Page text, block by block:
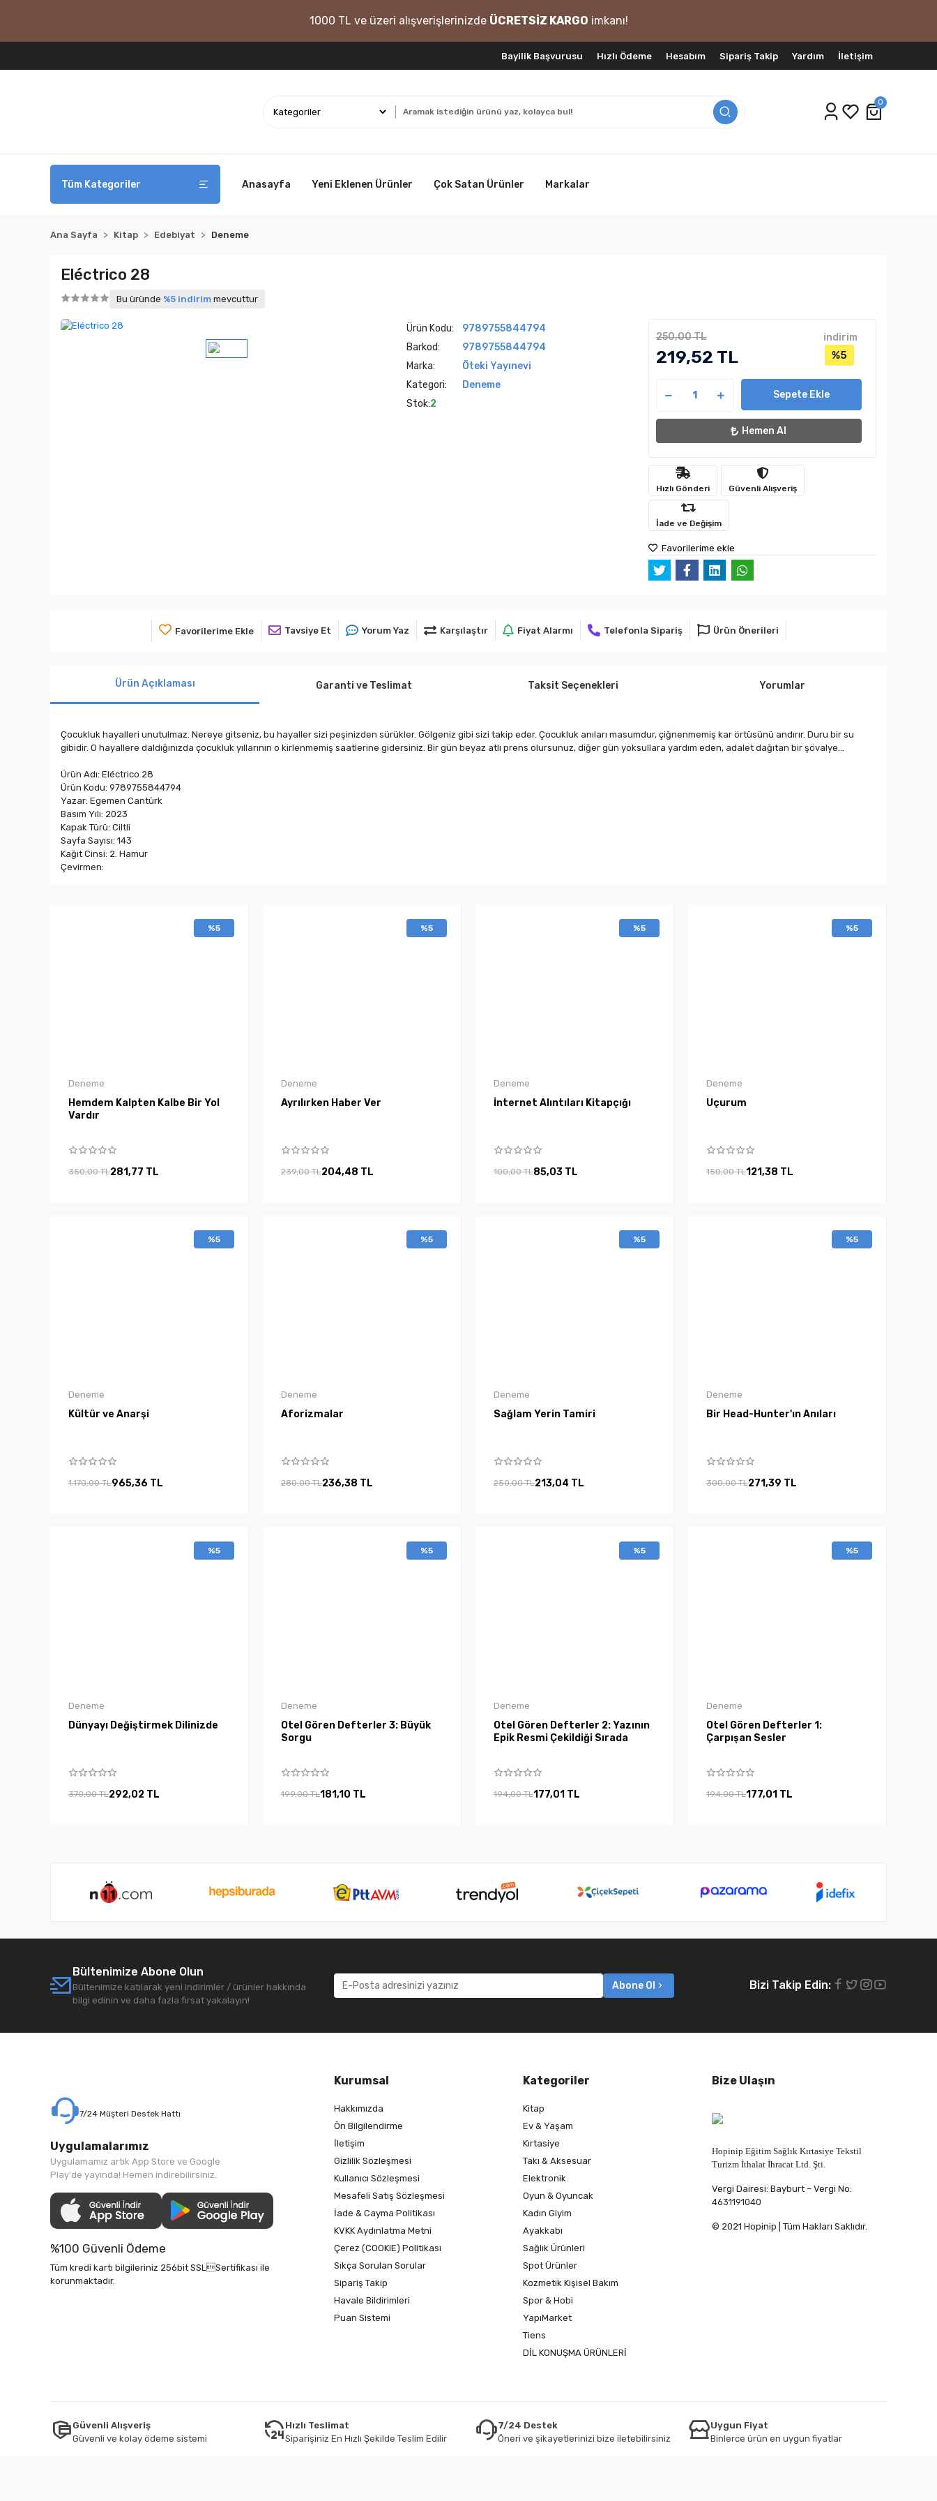
1000 TL ve üzeri alışverişlerinizde ÜCRETSİZ KARGO imkanı!
Bayilik Başvurusu Hızlı Ödeme Hesabım Sipariş Takip Yardım İletişim
0
Tüm Kategoriler Anasayfa Yeni Eklenen Ürünler Çok Satan Ürünler Markalar
Ana Sayfa Kitap Edebiyat Deneme
Eléctrico 28
Bu üründe %5 indirim mevcuttur
Ürün Kodu:
9789755844794
Barkod:
9789755844794
Marka:
Öteki Yayınevi
Kategori:
Deneme
Stok:2
250,00 TL
219,52 TL
indirim
%5
Sepete Ekle
Hemen Al
Hızlı Gönderi Güvenli Alışveriş
İade ve Değişim
Favorilerime ekle
Favorilerime Ekle Tavsiye Et Yorum Yaz Karşılaştır Fiyat Alarmı Telefonla Sipariş Ürün Önerileri
Ürün Açıklaması Garanti ve Teslimat Taksit Seçenekleri Yorumlar
Çocukluk hayalleri unutulmaz. Nereye gitseniz, bu hayaller sizi peşinizden sürükler. Gölgeniz gibi sizi takip eder. Çocukluk anıları masumdur, çiğnenmemiş kar örtüsünü andırır. Duru bir su
gibidir. O hayallere daldığınızda çocukluk yıllarının o kirlenmemiş saatlerine gidersiniz. Bir gün beyaz atlı prens olursunuz, diğer gün yoksullara yardım eden, adalet dağıtan bir şövalye...
Ürün Adı: Eléctrico 28
Ürün Kodu: 9789755844794
Yazar: Egemen Cantürk
Basım Yılı: 2023
Kapak Türü: Ciltli
Sayfa Sayısı: 143
Kağıt Cinsi: 2. Hamur
Çevirmen:
%5
Deneme
Hemdem Kalpten Kalbe Bir Yol
Vardır
350,00 TL281,77 TL
%5
Deneme
Ayrılırken Haber Ver
239,00 TL204,48 TL
%5
Deneme
İnternet Alıntıları Kitapçığı
100,00 TL85,03 TL
%5
Deneme
Uçurum
150,00 TL121,38 TL
%5
Deneme
Kültür ve Anarşi
1.170,00 TL965,36 TL
%5
Deneme
Aforizmalar
280,00 TL236,38 TL
%5
Deneme
Sağlam Yerin Tamiri
250,00 TL213,04 TL
%5
Deneme
Bir Head-Hunter'ın Anıları
300,00 TL271,39 TL
%5
Deneme
Dünyayı Değiştirmek Dilinizde
370,00 TL292,02 TL
%5
Deneme
Otel Gören Defterler 3: Büyük
Sorgu
199,00 TL181,10 TL
%5
Deneme
Otel Gören Defterler 2: Yazının
Epik Resmi Çekildiği Sırada
194,00 TL177,01 TL
%5
Deneme
Otel Gören Defterler 1:
Çarpışan Sesler
194,00 TL177,01 TL
Bültenimize Abone Olun
Bültenimize katılarak yeni indirimler / ürünler hakkında
bilgi edinin ve daha fazla fırsat yakalayın!
Abone Ol Bizi Takip Edin:
7/24 Müşteri Destek Hattı
Uygulamalarımız
Uygulamamız artık App Store ve Google
Play'de yayında! Hemen indirebilirsiniz.
%100 Güvenli Ödeme
Tüm kredi kartı bilgileriniz 256bit SSLSertifikası ile
korunmaktadır.
Kurumsal
Hakkımızda
Ön Bilgilendirme
İletişim
Gizlilik Sözleşmesi
Kullanıcı Sözleşmesi
Mesafeli Satış Sözleşmesi
İade & Cayma Politikası
KVKK Aydınlatma Metni
Çerez (COOKIE) Politikası
Sıkça Sorulan Sorular
Sipariş Takip
Havale Bildirimleri
Puan Sistemi
Kategoriler
Kitap
Ev & Yaşam
Kırtasiye
Takı & Aksesuar
Elektronik
Oyun & Oyuncak
Kadın Giyim
Ayakkabı
Sağlık Ürünleri
Spot Ürünler
Kozmetik Kişisel Bakım
Spor & Hobi
YapıMarket
Tiens
DİL KONUŞMA ÜRÜNLERİ
Bize Ulaşın
Hopinip Eğitim Sağlık Kırtasiye Tekstil
Turizm İthalat İhracat Ltd. Şti.
Vergi Dairesi: Bayburt – Vergi No:
4631191040
© 2021 Hopinip | Tüm Hakları Saklıdır.
Güvenli Alışveriş
Güvenli ve kolay ödeme sistemi
Hızlı Teslimat
Siparişiniz En Hızlı Şekilde Teslim Edilir
7/24 Destek
Öneri ve şikayetlerinizi bize iletebilirsiniz
Uygun Fiyat
Binlerce ürün en uygun fiyatlar